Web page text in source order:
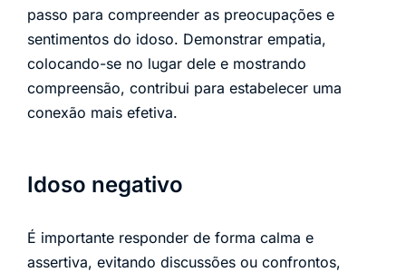
passo para compreender as preocupações e
sentimentos do idoso. Demonstrar empatia,
colocando-se no lugar dele e mostrando
compreensão, contribui para estabelecer uma
conexão mais efetiva.
Idoso negativo
É importante responder de forma calma e
assertiva, evitando discussões ou confrontos,